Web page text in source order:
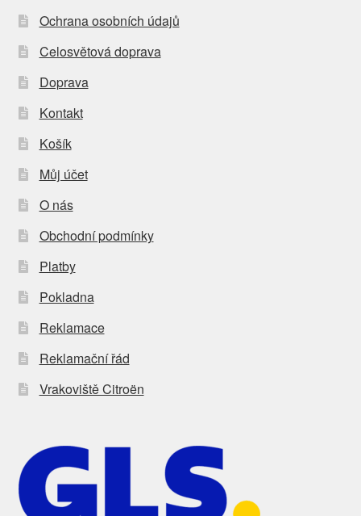
Ochrana osobních údajů
Celosvětová doprava
Doprava
Kontakt
Košík
Můj účet
O nás
Obchodní podmínky
Platby
Pokladna
Reklamace
Reklamační řád
Vrakoviště Citroën